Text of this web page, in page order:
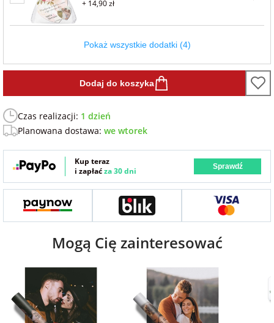
Fotoksiążki
na Dzień Kobiet
na walentynki
na mikołajki
świąteczny
na Dzień Babci i
na Wielkanoc
dla przyjaciela
+ 14,90 zł
Pokaż wszystkie dodatki (4)
Dodaj do koszyka
Czas realizacji: 1 dzień
Planowana dostawa: we wtorek
Kup teraz
i zapłaćza 30 dni Sprawdź
Mogą Cię zainteresować